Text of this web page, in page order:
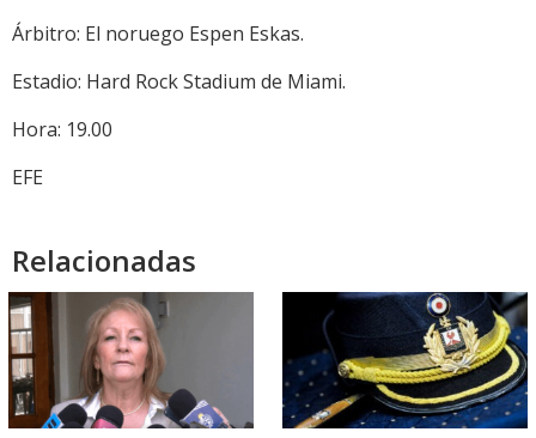
Árbitro: El noruego Espen Eskas.
Estadio: Hard Rock Stadium de Miami.
Hora: 19.00
EFE
Relacionadas